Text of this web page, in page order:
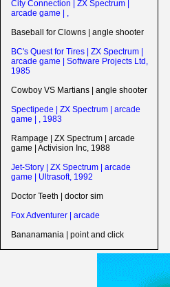
City Connection | ZX Spectrum |
arcade game | ,
Baseball for Clowns | angle shooter
BC's Quest for Tires | ZX Spectrum |
arcade game | Software Projects Ltd,
1985
Cowboy VS Martians | angle shooter
Spectipede | ZX Spectrum | arcade
game | , 1983
Rampage | ZX Spectrum | arcade
game | Activision Inc, 1988
Jet-Story | ZX Spectrum | arcade
game | Ultrasoft, 1992
Doctor Teeth | doctor sim
Fox Adventurer | arcade
Bananamania | point and click